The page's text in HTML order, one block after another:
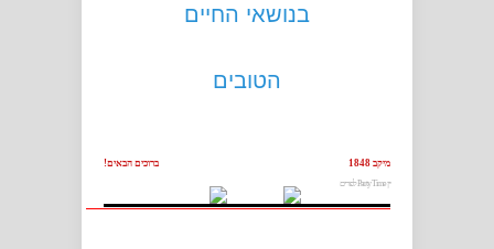
ברוכים הבאים! מיקב 1848
יין Party Time לפורים